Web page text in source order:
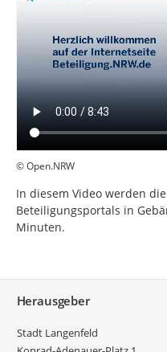
© Open.NRW
In diesem Video werden
Beteiligungsportals in
Minuten.
Herausgeber
Stadt Langenfeld